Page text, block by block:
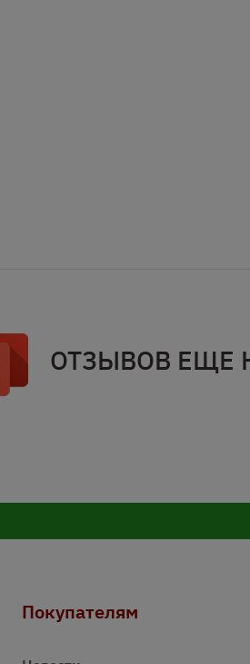
ОТЗЫВОВ ЕЩЕ
Покупателям